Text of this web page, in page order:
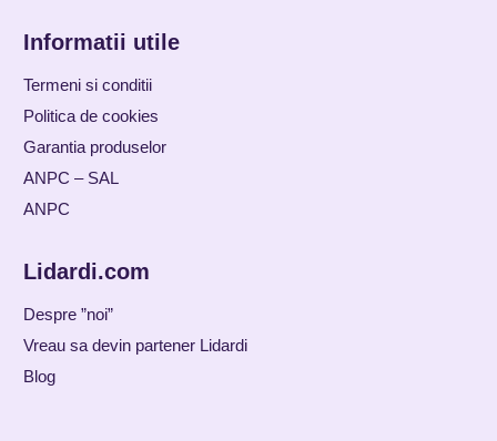
Informatii utile
Termeni si conditii
Politica de cookies
Garantia produselor
ANPC – SAL
ANPC
Lidardi.com
Despre ”noi”
Vreau sa devin partener Lidardi
Blog